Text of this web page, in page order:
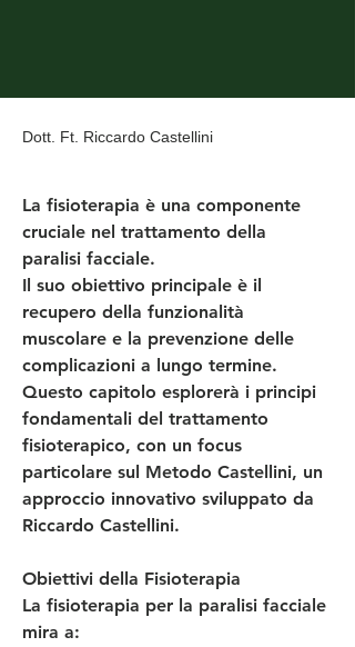
Dott. Ft. Riccardo Castellini
La fisioterapia è una componente
cruciale nel trattamento della
paralisi facciale.
Il suo obiettivo principale è il
recupero della funzionalità
muscolare e la prevenzione delle
complicazioni a lungo termine.
Questo capitolo esplorerà i principi
fondamentali del trattamento
fisioterapico, con un focus
particolare sul Metodo Castellini, un
approccio innovativo sviluppato da
Riccardo Castellini.
Obiettivi della Fisioterapia
La fisioterapia per la paralisi facciale
mira a: